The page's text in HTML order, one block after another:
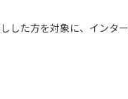
した方を対象に、インタ